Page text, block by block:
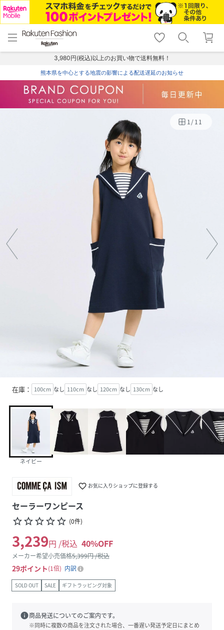
menu home
トップ
shopping_cart lock_outline
ログイン
3,980円(税込)以上のお買い物で送料無料！
熊本県を中心とする地震の影響による配送遅延のお知らせ
1/11
在庫： 100cm なし 110cm なし 120cm なし 130cm なし
ネイビー
favorite_border お気に入りショップに登録する
セーラーワンピース
star_borderstar_borderstar_borderstar_borderstar_border (0件)
3,239円 /税込 40%OFF
メーカー希望小売価格5,399円 /税込
29ポイント 1倍 内訳
SOLD OUT SALE ギフトラッピング対象
info商品発送についてのご案内です。
※同時に複数の商品を注文された場合、一番遅い発送予定日にまとめ